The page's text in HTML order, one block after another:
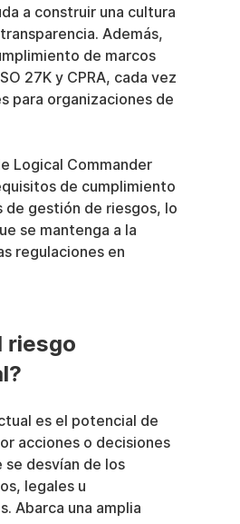
a construir una cultura
Además,
de marcos
27K y CPRA, cada vez
para organizaciones de
Logical Commander
de cumplimiento
de gestión de riesgos, lo
se mantenga a la
regulaciones en
riesgo
es el potencial de
acciones o decisiones
se desvían de los
legales u
Abarca una amplia